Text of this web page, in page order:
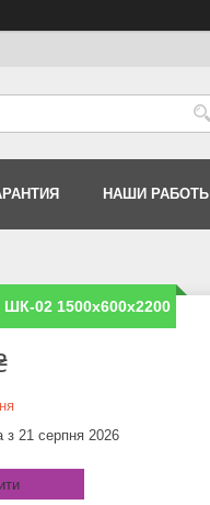
НАШИ РАБОТЫ
02 1500х600х2200
з 21 серпня 2026